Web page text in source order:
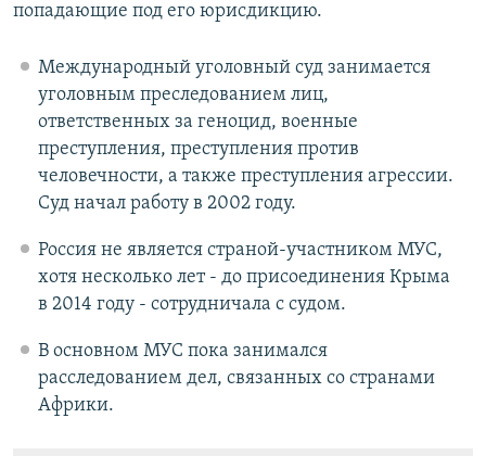
попадающие под его юрисдикцию.
Международный уголовный суд занимается
уголовным преследованием лиц,
ответственных за геноцид, военные
преступления, преступления против
человечности, а также преступления агрессии.
Суд начал работу в 2002 году.
Россия не является страной-участником МУС,
хотя несколько лет - до присоединения Крыма
в 2014 году - сотрудничала с судом.
В основном МУС пока занимался
расследованием дел, связанных со странами
Африки.